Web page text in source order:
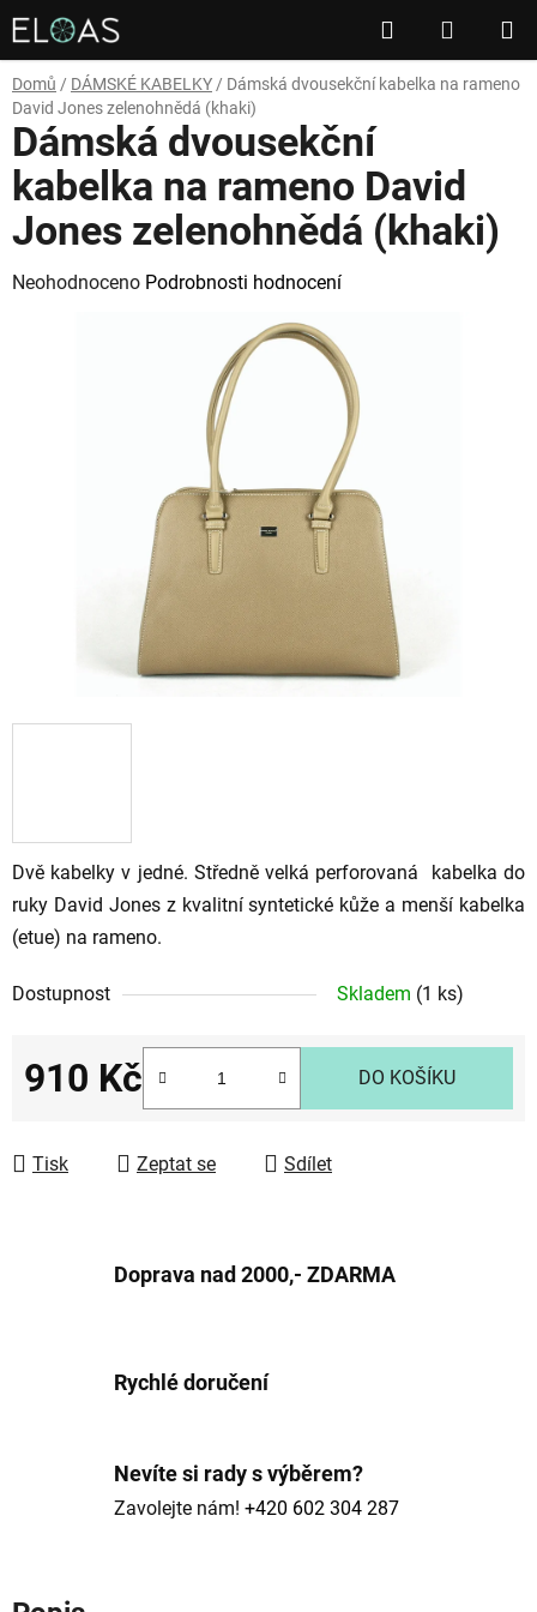
Přejít
na
obsah
Hledat
KOŠÍK
Domů / DÁMSKÉ KABELKY / Dámská dvousekční kabelka na rameno
David Jones zelenohnědá (khaki)
Dvě kabelky v jedné. Středně velká perforovaná kabelka do
ruky David Jones z kvalitní syntetické kůže a menší kabelka
(etue) na rameno.
Dostupnost Skladem (1 ks)
910 Kč DO KOŠÍKU
Tisk Zeptat se Sdílet
Dámská dvousekční
kabelka na rameno David
Jones zelenohnědá (khaki)
Průměrné
Neohodnoceno Podrobnosti hodnocení
Doprava nad 2000,- ZDARMA
Rychlé doručení
Nevíte si rady s výběrem?
Zavolejte nám! +420 602 304 287